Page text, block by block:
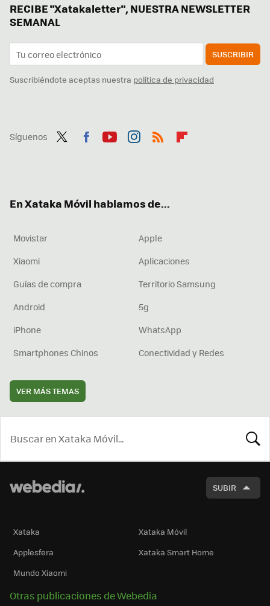
RECIBE "Xatakaletter", NUESTRA NEWSLETTER
SEMANAL
SUSCRIBIR
Suscribiéndote aceptas nuestra política de privacidad
Síguenos
En Xataka Móvil hablamos de...
Movistar
Apple
Xiaomi
Aplicaciones
Guías de compra
Territorio Samsung
Android
5g
iPhone
WhatsApp
Smartphones Chinos
Conectividad y Redes
VER MÁS TEMAS
SUBIR
Xataka
Xataka Móvil
Applesfera
Xataka Smart Home
Mundo Xiaomi
Otras publicaciones de Webedia